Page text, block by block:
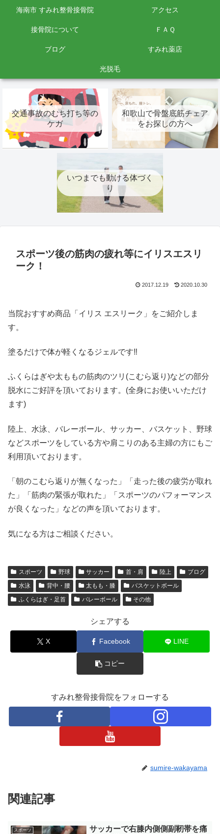
海南市 すみれ整骨接骨院 アクセス
接骨院について ＦＡＱ
ブログ すみれ薬店
光脱毛
交通事故のむち打ち等の
ケガ
和歌山で骨盤底筋チェア
をお探しの方へ
いつまでも動ける体づく
り
スポーツ後の筋肉の疲れ等にイリスエスリ
ーク！
2017.12.19 2020.10.30
当院おすすめ商品「イリス エスリーク」をご紹介しま
す。
塗るだけで体が軽くなるジェルです‼️
ふくらはぎや太ももの筋肉のツリ(こむら返り)などの部分
脱水にご好評を頂いております。(全身にお使いいただけ
ます)
陸上、水泳、バレーボール、サッカー、バスケット、野球
などスポーツをしている方や肩こりのある主婦の方にもご
利用頂いております。
「朝のこむら返りが無くなった」「走った後の疲労が取れ
た」「筋肉の緊張が取れた」「スポーツのパフォーマンス
が良くなった」などの声を頂いております。
気になる方はご相談ください。
スポーツ 野球 サッカー 首・肩 陸上
ブログ
水泳
背中・腰 太もも・膝
バスケットボール
ふくらはぎ・足首
バレーボール その他
シェアする
X Facebook LINE
コピー
すみれ整骨接骨院をフォローする
sumire-wakayama
関連記事
スポーツ
サッカーで右膝内側側副靭帯を痛